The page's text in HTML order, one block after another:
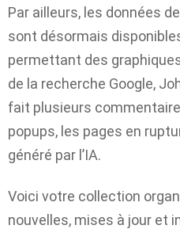
Par ailleurs, les données
sont désormais
permettant des
de la recherche Google,
fait plusieurs
popups, les pages en
généré par l’IA.
Voici votre collection
nouvelles, mises à jour et